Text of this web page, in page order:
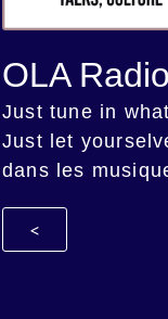
OLA
Just tune in
Just let
dans les
<